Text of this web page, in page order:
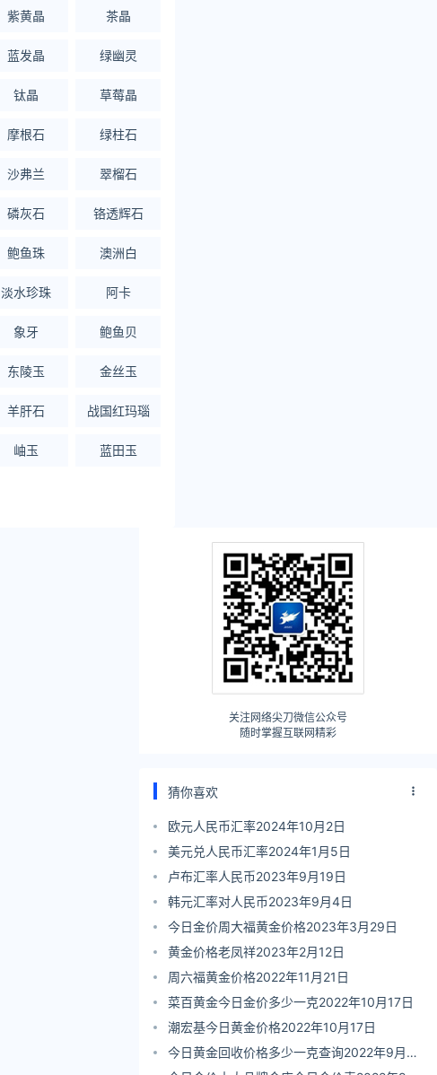
紫黄晶 茶晶
蓝发晶 绿幽灵
钛晶 草莓晶
摩根石 绿柱石
沙弗兰 翠榴石
磷灰石 铬透辉石
鲍鱼珠 澳洲白
淡水珍珠 阿卡
象牙 鲍鱼贝
东陵玉 金丝玉
羊肝石 战国红玛瑙
岫玉 蓝田玉
关注网络尖刀微信公众号
随时掌握互联网精彩
猜你喜欢
欧元人民币汇率2024年10月2日
美元兑人民币汇率2024年1月5日
卢布汇率人民币2023年9月19日
韩元汇率对人民币2023年9月4日
今日金价周大福黄金价格2023年3月29日
黄金价格老凤祥2023年2月12日
周六福黄金价格2022年11月21日
菜百黄金今日金价多少一克2022年10月17日
潮宏基今日黄金价格2022年10月17日
今日黄金回收价格多少一克查询2022年9月14